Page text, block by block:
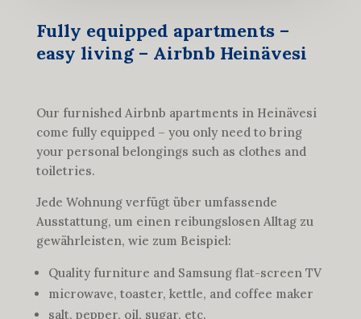
Fully equipped apartments –
easy living – Airbnb Heinävesi
Our furnished Airbnb apartments in Heinävesi
come fully equipped – you only need to bring
your personal belongings such as clothes and
toiletries.
Jede Wohnung verfügt über umfassende
Ausstattung, um einen reibungslosen Alltag zu
gewährleisten, wie zum Beispiel:
Quality furniture and Samsung flat-screen TV
microwave, toaster, kettle, and coffee maker
salt, pepper, oil, sugar, etc.